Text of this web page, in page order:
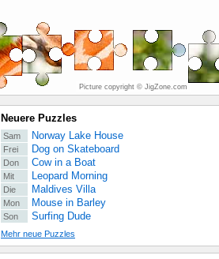
Picture copyright © JigZone.com
Neuere Puzzles
Sam Norway Lake House
Frei Dog on Skateboard
Don Cow in a Boat
Mit Leopard Morning
Die Maldives Villa
Mon Mouse in Barley
Son Surfing Dude
Mehr neue Puzzles